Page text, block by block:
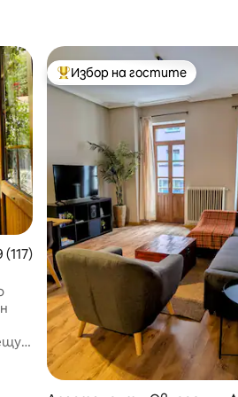
оценка: 4,89 от 5, 117 отзива
(117)
Най-популярен избор на
Избор на гостите